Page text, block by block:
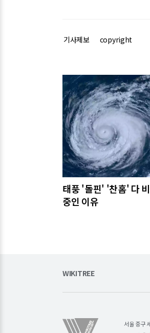
기사제보 copyright
관련기사
태풍 '돌핀' '찬홈' 다
중인 이유
WIKITREE
서울 중구